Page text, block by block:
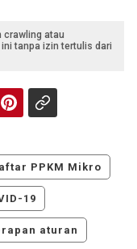
crawling atau
tanpa izin tertulis dari
PPKM Mikro
19
aturan